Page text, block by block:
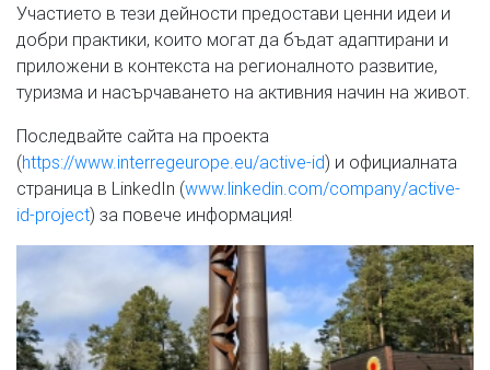
Участието в тези дейности предостави ценни идеи и
добри практики, които могат да бъдат адаптирани и
приложени в контекста на регионалното развитие,
туризма и насърчаването на активния начин на живот.
Последвайте сайта на проекта
(https://www.interregeurope.eu/active-id) и официалната
страница в LinkedIn (www.linkedin.com/company/active-
id-project) за повече информация!